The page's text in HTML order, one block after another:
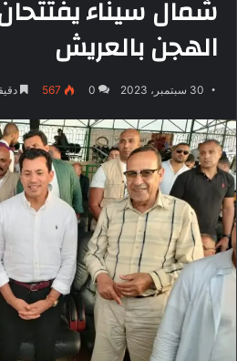
شمال سيناء
الهجن بالعريش
30 سبتمبر، 2023 0
567